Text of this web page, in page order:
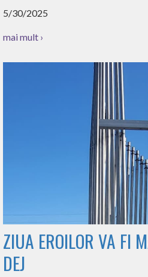
5/30/2025
mai mult ›
ZIUA EROILOR VA FI
DEJ